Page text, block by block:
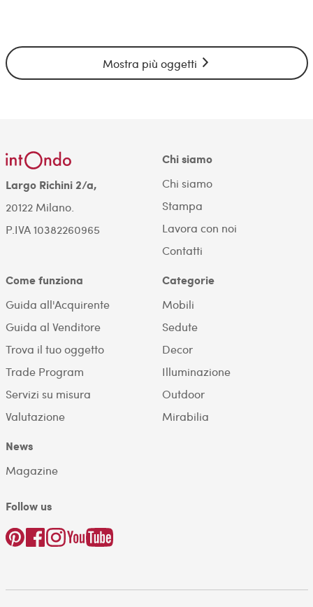
Mostra più oggetti
Largo Richini 2/a,
20122 Milano.
P.IVA 10382260965
Chi siamo
Chi siamo
Stampa
Lavora con noi
Contatti
Come funziona
Guida all'Acquirente
Guida al Venditore
Trova il tuo oggetto
Trade Program
Servizi su misura
Valutazione
Categorie
Mobili
Sedute
Decor
Illuminazione
Outdoor
Mirabilia
News
Magazine
Follow us